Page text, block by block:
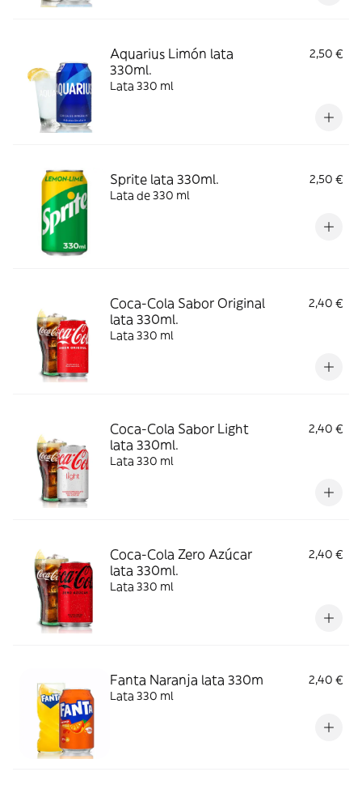
Aquarius Limón lata
330ml.
2,50 €
Lata 330 ml
Sprite lata 330ml.
2,50 €
Lata de 330 ml
Coca-Cola Sabor Original
lata 330ml.
2,40 €
Lata 330 ml
Coca-Cola Sabor Light
lata 330ml.
2,40 €
Lata 330 ml
Coca-Cola Zero Azúcar
lata 330ml.
2,40 €
Lata 330 ml
Fanta Naranja lata 330m
2,40 €
Lata 330 ml